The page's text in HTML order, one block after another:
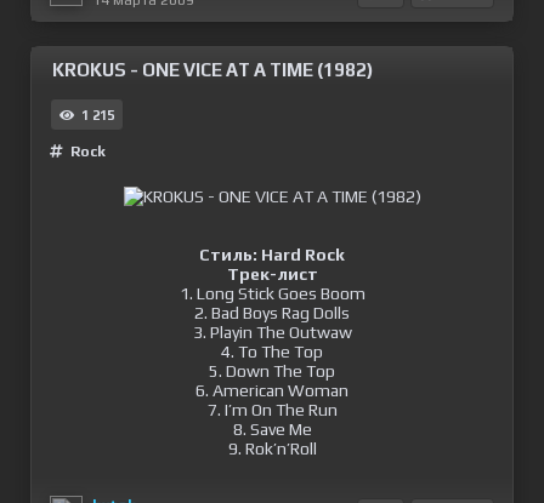
KROKUS - ONE VICE AT A TIME (1982)
1 215
Rock
Стиль: Hard Rock
Трек-лист
1. Long Stick Goes Boom
2. Bad Boys Rag Dolls
3. Playin The Outwaw
4. To The Top
5. Down The Top
6. American Woman
7. I’m On The Run
8. Save Me
9. Rok’n’Roll